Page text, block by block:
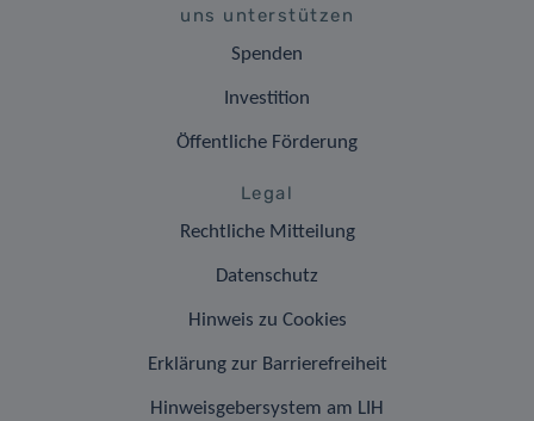
uns unterstützen
Spenden
Investition
Öffentliche Förderung
Legal
Rechtliche Mitteilung
Datenschutz
Hinweis zu Cookies
Erklärung zur Barrierefreiheit
Hinweisgebersystem am LIH